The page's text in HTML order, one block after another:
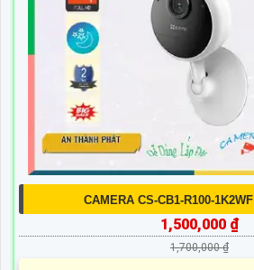
CAMERA CS-CB1-R100-
1,500,000 ₫
1,700,000 ₫